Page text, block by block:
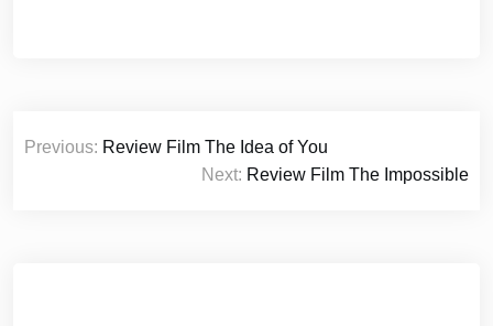
Post
Previous: Review Film The Idea of You
Next: Review Film The Impossible